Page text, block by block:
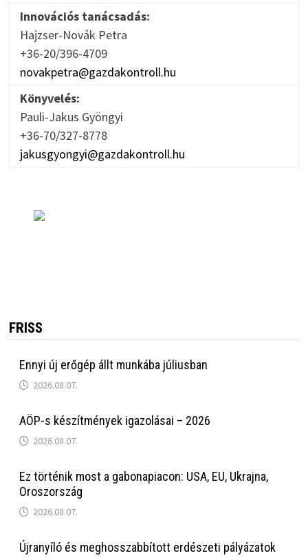
Innovációs tanácsadás:
Hajzser-Novák Petra
+36-20/396-4709
novakpetra@gazdakontroll.hu
Könyvelés:
Pauli-Jakus Gyöngyi
+36-70/327-8778
jakusgyongyi@gazdakontroll.hu
FRISS
Ennyi új erőgép állt munkába júliusban
2026.08.07.
AÖP-s készítmények igazolásai – 2026
2026.08.07.
Ez történik most a gabonapiacon: USA, EU, Ukrajna,
Oroszország
2026.08.07.
Újranyíló és meghosszabbított erdészeti pályázatok